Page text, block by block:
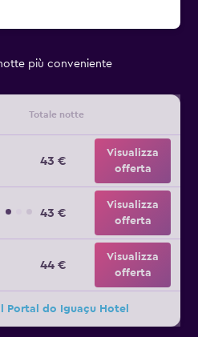
più conveniente
Totale notte
43 €
Visualizza
offerta
43 €
Visualizza
offerta
44 €
Visualizza
offerta
Portal do Iguaçu Hotel